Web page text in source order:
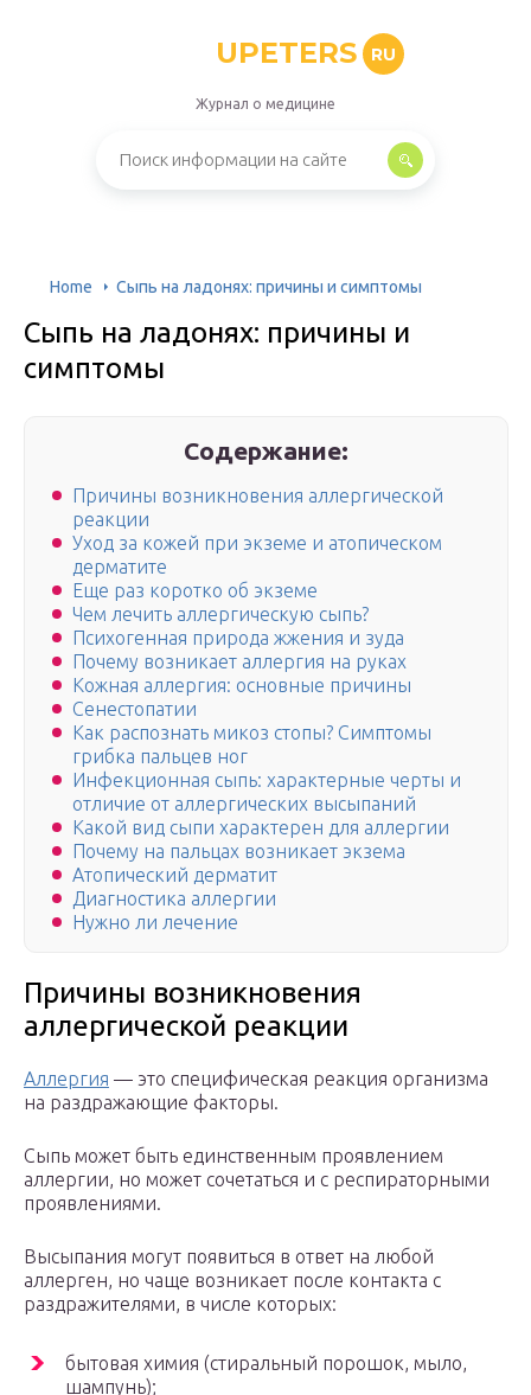
UPETERS RU
Журнал о медицине
Home Сыпь на ладонях: причины и симптомы
Сыпь на ладонях: причины и
симптомы
Содержание:
Причины возникновения аллергической
реакции
Уход за кожей при экземе и атопическом
дерматите
Еще раз коротко об экземе
Чем лечить аллергическую сыпь?
Психогенная природа жжения и зуда
Почему возникает аллергия на руках
Кожная аллергия: основные причины
Сенестопатии
Как распознать микоз стопы? Симптомы
грибка пальцев ног
Инфекционная сыпь: характерные черты и
отличие от аллергических высыпаний
Какой вид сыпи характерен для аллергии
Почему на пальцах возникает экзема
Атопический дерматит
Диагностика аллергии
Нужно ли лечение
Причины возникновения
аллергической реакции
Аллергия — это специфическая реакция организма
на раздражающие факторы.
Сыпь может быть единственным проявлением
аллергии, но может сочетаться и с респираторными
проявлениями.
Высыпания могут появиться в ответ на любой
аллерген, но чаще возникает после контакта с
раздражителями, в числе которых:
бытовая химия (стиральный порошок, мыло,
шампунь);